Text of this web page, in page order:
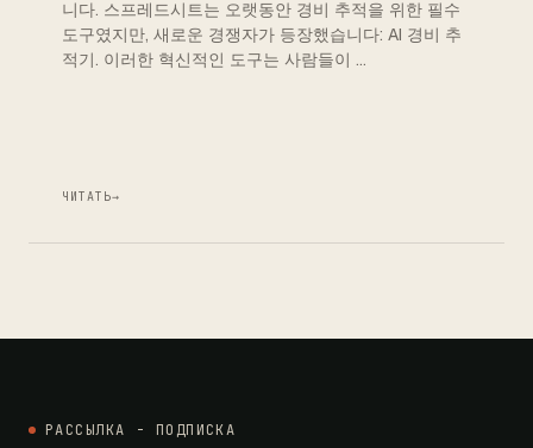
니다. 스프레드시트는 오랫동안 경비 추적을 위한 필수
도구였지만, 새로운 경쟁자가 등장했습니다: AI 경비 추
적기. 이러한 혁신적인 도구는 사람들이 …
ЧИТАТЬ→
РАССЫЛКА - ПОДПИСКА